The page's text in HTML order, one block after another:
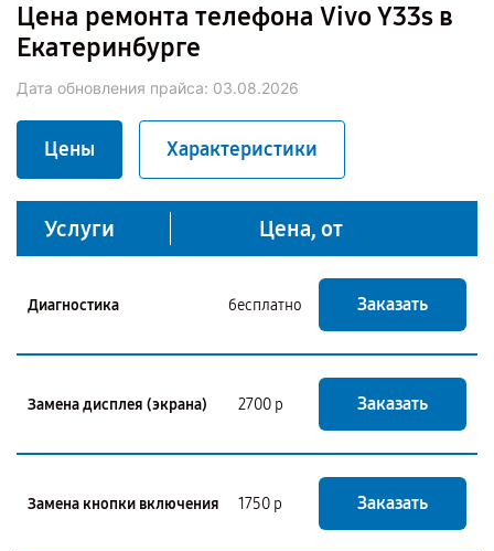
Цена ремонта телефона Vivo Y33s в
Екатеринбурге
Дата обновления прайса: 03.08.2026
Цены Характеристики
Услуги Цена, от
Диагностика бесплатно Заказать
Замена дисплея (экрана) 2700 р Заказать
Замена кнопки включения 1750 р Заказать